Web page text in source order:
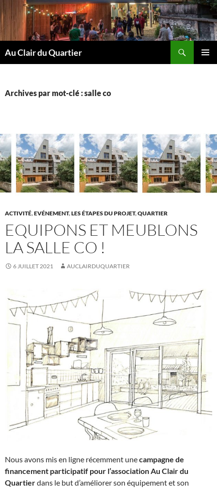
au
contenu
Au Clair du Quartier
Archives par mot-clé : salle co
ACTIVITÉ,EVÉNEMENT,LES ÉTAPES DU PROJET,QUARTIER
EQUIPONS ET MEUBLONS
LA SALLE CO !
6 JUILLET 2021 AUCLAIRDUQUARTIER
Nous avons mis en ligne récemment unecampagne de
financement participatif pour l’association Au Clair du
Quartierdans le but d’améliorer son équipement et son